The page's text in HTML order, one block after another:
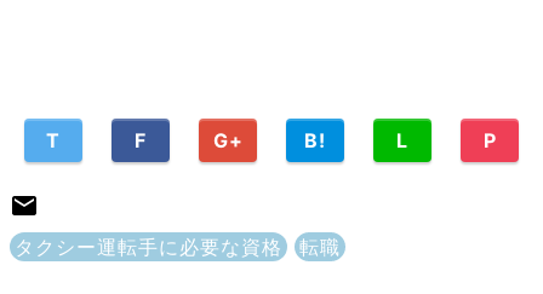
T F G+ B! L P
タクシー運転手に必要な資格 転職